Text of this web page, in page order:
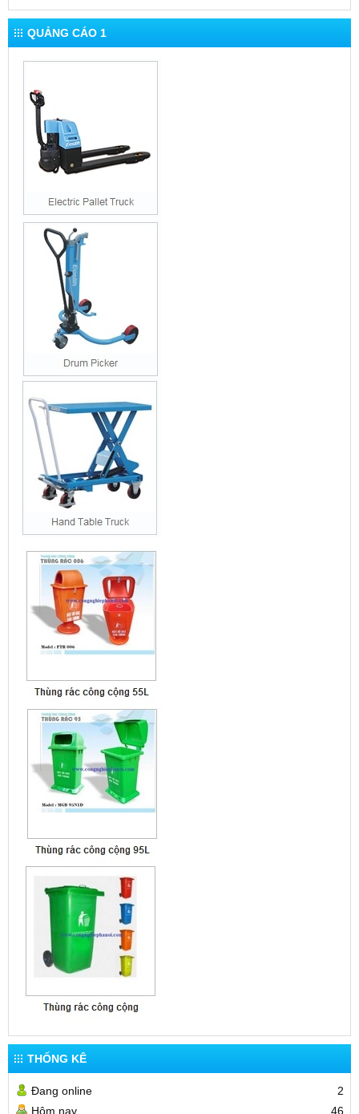
QUẢNG CÁO 1
THỐNG KÊ
Đang online
2
Hôm nay
46